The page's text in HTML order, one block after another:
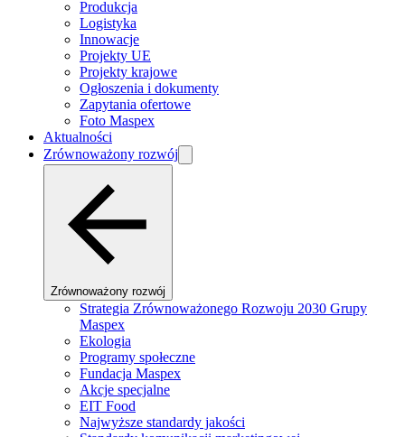
Produkcja
Logistyka
Innowacje
Projekty UE
Projekty krajowe
Ogłoszenia i dokumenty
Zapytania ofertowe
Foto Maspex
Aktualności
Zrównoważony rozwój
Zrównoważony rozwój
Strategia Zrównoważonego Rozwoju 2030 Grupy
Maspex
Ekologia
Programy społeczne
Fundacja Maspex
Akcje specjalne
EIT Food
Najwyższe standardy jakości